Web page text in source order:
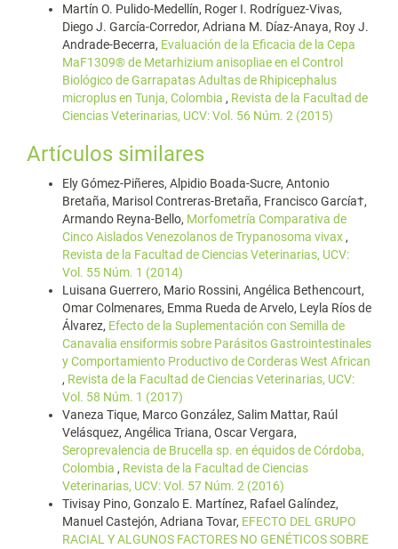
Martín O. Pulido-Medellín, Roger I. Rodríguez-Vivas,
Diego J. García-Corredor, Adriana M. Díaz-Anaya, Roy J.
Andrade-Becerra, Evaluación de la Eficacia de la Cepa
MaF1309® de Metarhizium anisopliae en el Control
Biológico de Garrapatas Adultas de Rhipicephalus
microplus en Tunja, Colombia , Revista de la Facultad de
Ciencias Veterinarias, UCV: Vol. 56 Núm. 2 (2015)
Artículos similares
Ely Gómez-Piñeres, Alpidio Boada-Sucre, Antonio
Bretaña, Marisol Contreras-Bretaña, Francisco García†,
Armando Reyna-Bello, Morfometría Comparativa de
Cinco Aislados Venezolanos de Trypanosoma vivax ,
Revista de la Facultad de Ciencias Veterinarias, UCV:
Vol. 55 Núm. 1 (2014)
Luisana Guerrero, Mario Rossini, Angélica Bethencourt,
Omar Colmenares, Emma Rueda de Arvelo, Leyla Ríos de
Álvarez, Efecto de la Suplementación con Semilla de
Canavalia ensiformis sobre Parásitos Gastrointestinales
y Comportamiento Productivo de Corderas West African
, Revista de la Facultad de Ciencias Veterinarias, UCV:
Vol. 58 Núm. 1 (2017)
Vaneza Tique, Marco González, Salim Mattar, Raúl
Velásquez, Angélica Triana, Oscar Vergara,
Seroprevalencia de Brucella sp. en équidos de Córdoba,
Colombia , Revista de la Facultad de Ciencias
Veterinarias, UCV: Vol. 57 Núm. 2 (2016)
Tivisay Pino, Gonzalo E. Martínez, Rafael Galíndez,
Manuel Castejón, Adriana Tovar, EFECTO DEL GRUPO
RACIAL Y ALGUNOS FACTORES NO GENÉTICOS SOBRE